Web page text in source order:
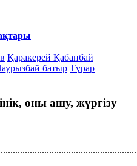
Қаракерей Қабанбай
батыр Тұрар
оны ашу, жүргізу